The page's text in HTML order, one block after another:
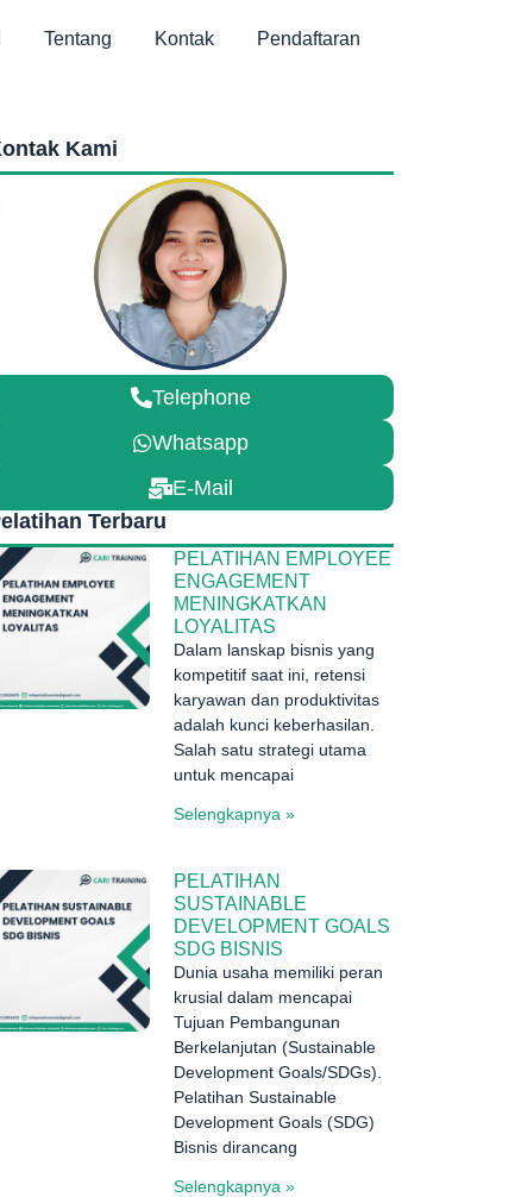
Tentang Kontak Pendaftaran
Kami
Telephone
Whatsapp
E-Mail
Terbaru
PELATIHAN EMPLOYEE
ENGAGEMENT
MENINGKATKAN
LOYALITAS
Dalam lanskap bisnis yang
kompetitif saat ini, retensi
karyawan dan produktivitas
adalah kunci keberhasilan.
Salah satu strategi utama
untuk mencapai
Selengkapnya »
PELATIHAN
SUSTAINABLE
DEVELOPMENT GOALS
SDG BISNIS
Dunia usaha memiliki peran
krusial dalam mencapai
Tujuan Pembangunan
Berkelanjutan (Sustainable
Development Goals/SDGs).
Pelatihan Sustainable
Development Goals (SDG)
Bisnis dirancang
Selengkapnya »